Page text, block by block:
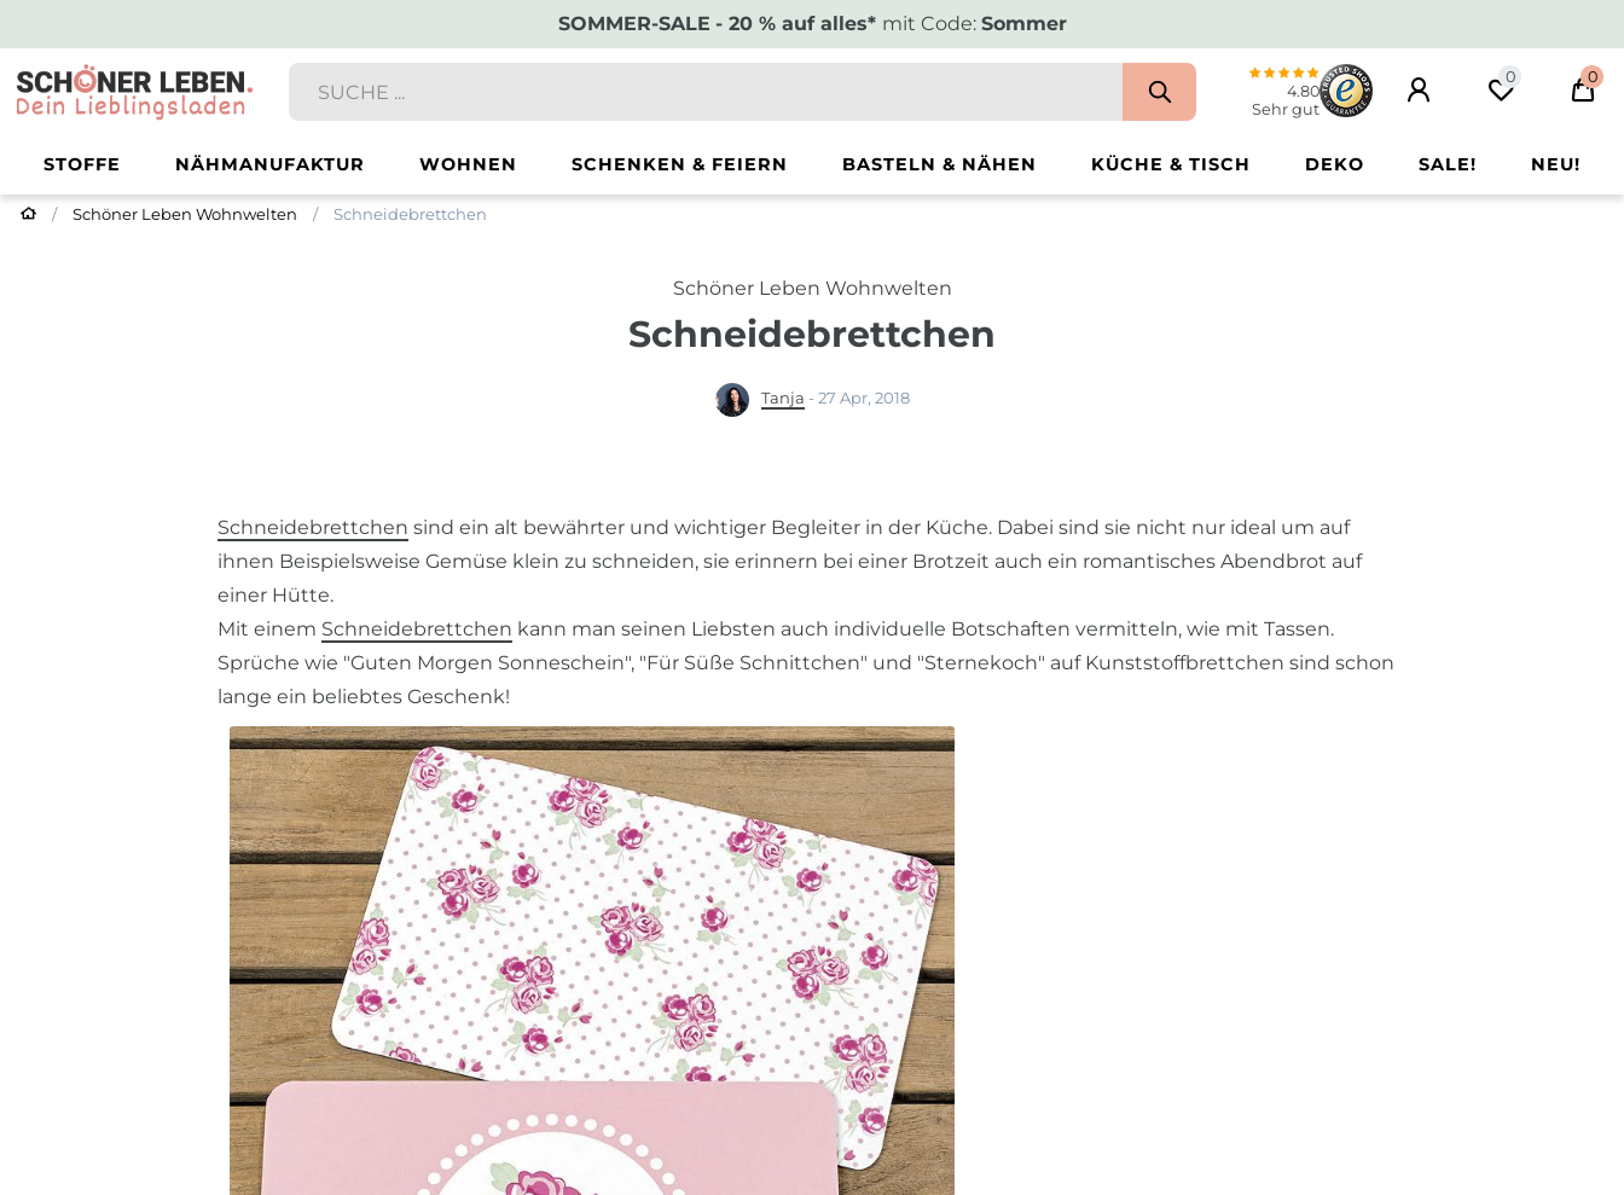
SOMMER-SALE - 20 % auf alles* mit Code: Sommer
4.80
Sehr gut
0 0
STOFFE NÄHMANUFAKTUR WOHNEN SCHENKEN & FEIERN BASTELN & NÄHEN KÜCHE & TISCH DEKO SALE! NEU!
Schöner Leben Wohnwelten Schneidebrettchen
Schöner Leben Wohnwelten
Schneidebrettchen
Tanja - 27 Apr, 2018
Schneidebrettchen sind ein alt bewährter und wichtiger Begleiter in der Küche. Dabei sind sie nicht nur ideal um auf
ihnen Beispielsweise Gemüse klein zu schneiden, sie erinnern bei einer Brotzeit auch ein romantisches Abendbrot auf
einer Hütte.
Mit einem Schneidebrettchen kann man seinen Liebsten auch individuelle Botschaften vermitteln, wie mit Tassen.
Sprüche wie "Guten Morgen Sonneschein", "Für Süße Schnittchen" und "Sternekoch" auf Kunststoffbrettchen sind schon
lange ein beliebtes Geschenk!